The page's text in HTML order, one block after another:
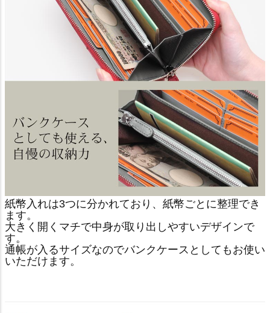
紙幣入れは3つに分かれており、紙幣ごとに整理でき
ます。
大きく開くマチで中身が取り出しやすいデザインで
す。
通帳が入るサイズなのでバンクケースとしてもお使い
いただけます。